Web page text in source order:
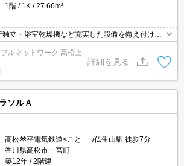
1階
1K 27.66m²
立・浴室乾燥機など充実した設備を備え付けて
は宅配ボックスが備え付けられているため、対面
要がなくなります。セキュリティ面は、TVイン
ロックなど充実しているので、防犯対策もばっち
暮らしがおくれるお料理ラクラクのキッチンス
ルネットワーク 高松上
詳細を見る
ソルＡ
高松琴平電気鉄道<こと･･･/仏生山駅 徒歩7分
香川県高松市一宮町
築12年
2階建